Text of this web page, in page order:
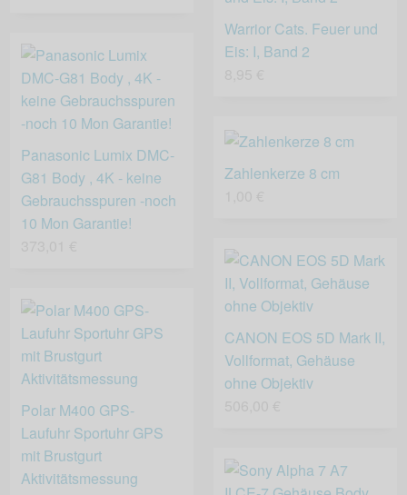
Warrior Cats. Feuer und
Eis: I, Band 2
Panasonic Lumix DMC-
G81 Body , 4K - keine
Gebrauchsspuren -noch
10 Mon Garantie!
Zahlenkerze 8 cm
CANON EOS 5D Mark II,
Vollformat, Gehäuse
ohne Objektiv
Polar M400 GPS-
Laufuhr Sportuhr GPS
mit Brustgurt
Aktivitätsmessung